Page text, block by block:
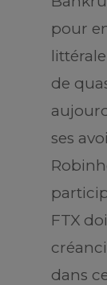
pour
de
ses
FTX
dans